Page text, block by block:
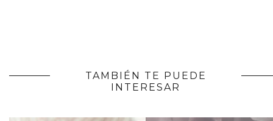
TAMBIÉN TE PUEDE
INTERESAR